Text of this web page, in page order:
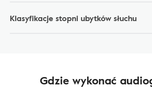
Klasyfikacje stopni ubytków słuchu
Gdzie wykonać